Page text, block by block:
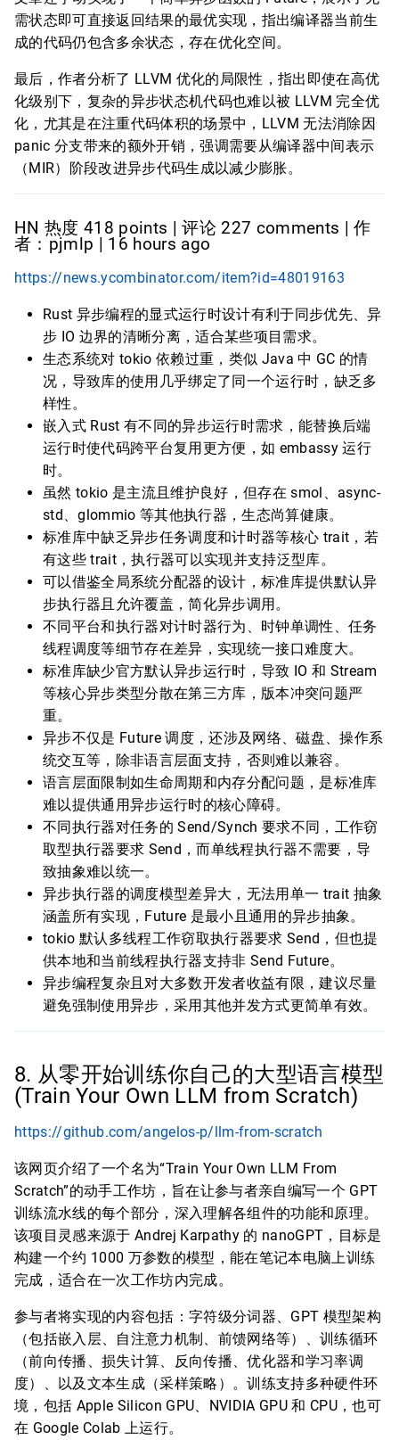
需状态即可直接返回结果的最优实现，指出编译器当前生
成的代码仍包含多余状态，存在优化空间。
最后，作者分析了 LLVM 优化的局限性，指出即使在高优
化级别下，复杂的异步状态机代码也难以被 LLVM 完全优
化，尤其是在注重代码体积的场景中，LLVM 无法消除因
panic 分支带来的额外开销，强调需要从编译器中间表示
（MIR）阶段改进异步代码生成以减少膨胀。
HN 热度 418 points | 评论 227 comments | 作
者：pjmlp | 16 hours ago
https://news.ycombinator.com/item?id=48019163
Rust 异步编程的显式运行时设计有利于同步优先、异
步 IO 边界的清晰分离，适合某些项目需求。
生态系统对 tokio 依赖过重，类似 Java 中 GC 的情
况，导致库的使用几乎绑定了同一个运行时，缺乏多
样性。
嵌入式 Rust 有不同的异步运行时需求，能替换后端
运行时使代码跨平台复用更方便，如 embassy 运行
时。
虽然 tokio 是主流且维护良好，但存在 smol、async-
std、glommio 等其他执行器，生态尚算健康。
标准库中缺乏异步任务调度和计时器等核心 trait，若
有这些 trait，执行器可以实现并支持泛型库。
可以借鉴全局系统分配器的设计，标准库提供默认异
步执行器且允许覆盖，简化异步调用。
不同平台和执行器对计时器行为、时钟单调性、任务
线程调度等细节存在差异，实现统一接口难度大。
标准库缺少官方默认异步运行时，导致 IO 和 Stream
等核心异步类型分散在第三方库，版本冲突问题严
重。
异步不仅是 Future 调度，还涉及网络、磁盘、操作系
统交互等，除非语言层面支持，否则难以兼容。
语言层面限制如生命周期和内存分配问题，是标准库
难以提供通用异步运行时的核心障碍。
不同执行器对任务的 Send/Synch 要求不同，工作窃
取型执行器要求 Send，而单线程执行器不需要，导
致抽象难以统一。
异步执行器的调度模型差异大，无法用单一 trait 抽象
涵盖所有实现，Future 是最小且通用的异步抽象。
tokio 默认多线程工作窃取执行器要求 Send，但也提
供本地和当前线程执行器支持非 Send Future。
异步编程复杂且对大多数开发者收益有限，建议尽量
避免强制使用异步，采用其他并发方式更简单有效。
8. 从零开始训练你自己的大型语言模型
(Train Your Own LLM from Scratch)
https://github.com/angelos-p/llm-from-scratch
该网页介绍了一个名为“Train Your Own LLM From
Scratch”的动手工作坊，旨在让参与者亲自编写一个 GPT
训练流水线的每个部分，深入理解各组件的功能和原理。
该项目灵感来源于 Andrej Karpathy 的 nanoGPT，目标是
构建一个约 1000 万参数的模型，能在笔记本电脑上训练
完成，适合在一次工作坊内完成。
参与者将实现的内容包括：字符级分词器、GPT 模型架构
（包括嵌入层、自注意力机制、前馈网络等）、训练循环
（前向传播、损失计算、反向传播、优化器和学习率调
度）、以及文本生成（采样策略）。训练支持多种硬件环
境，包括 Apple Silicon GPU、NVIDIA GPU 和 CPU，也可
在 Google Colab 上运行。